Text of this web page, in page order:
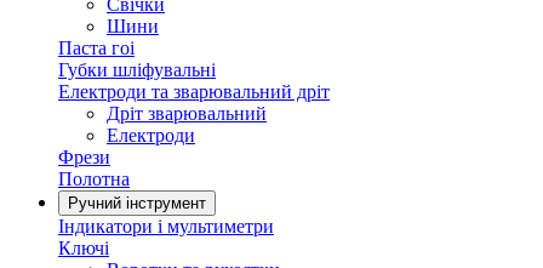
Свічки
Шини
Паста гоі
Губки шліфувальні
Електроди та зварювальний дріт
Дріт зварювальний
Електроди
Фрези
Полотна
Ручний інструмент
Індикатори і мультиметри
Ключі